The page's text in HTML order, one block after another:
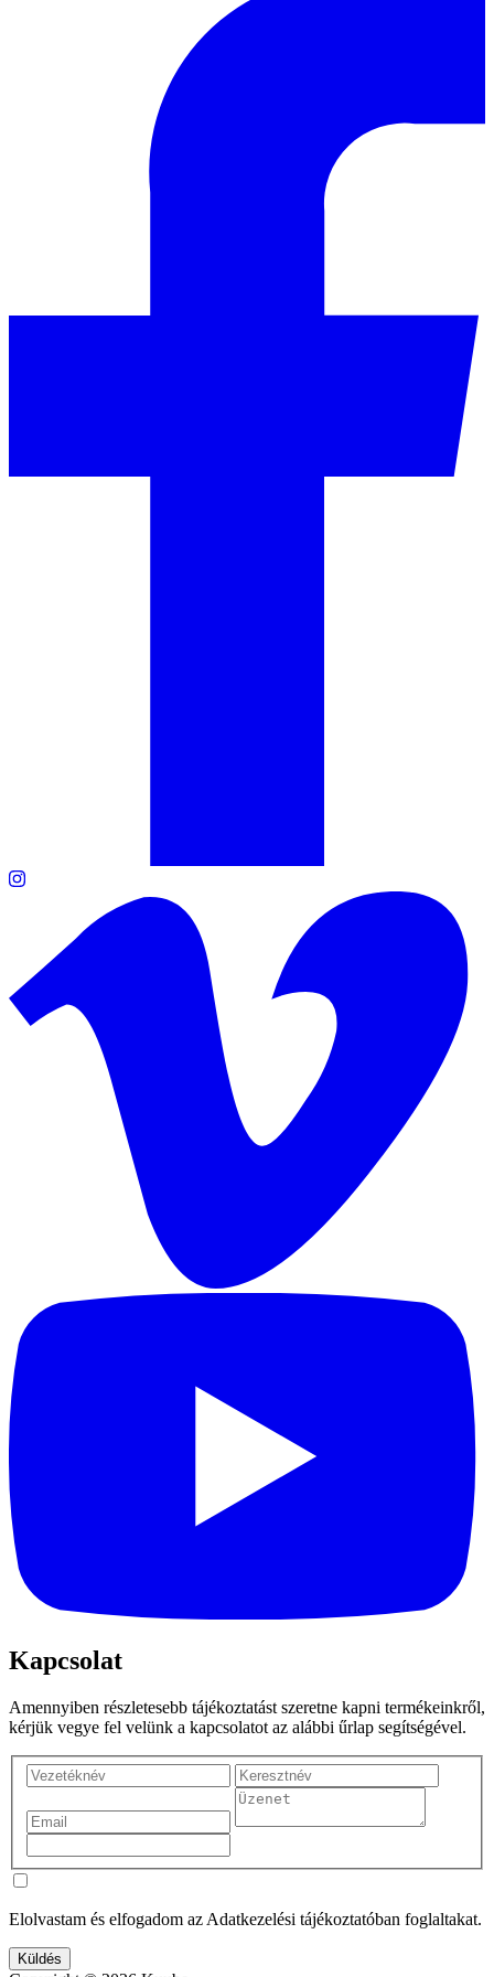
Kapcsolat
Amennyiben részletesebb tájékoztatást szeretne kapni termékeinkről,
kérjük vegye fel velünk a kapcsolatot az alábbi űrlap segítségével.
Elolvastam és elfogadom az Adatkezelési tájékoztatóban foglaltakat.
Küldés